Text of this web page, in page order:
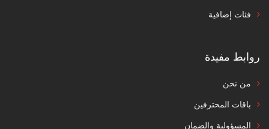
فئات إضافية
روابط مفيدة
من نحن
باقات المحترفين
المسؤولية والضمان